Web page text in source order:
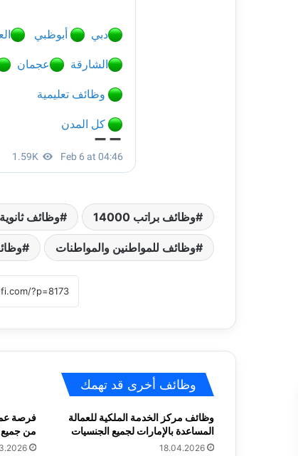
وظائف براتب 14000 وظائف
وظائف للمواطنين والمواطنات
وظائف أخرى قد تهمك
وظائف مركز الخدمة الملكية للعمالة
المساعدة بالإمارات لجميع الجنسيات
18.04.2026
فرصة
من جميع